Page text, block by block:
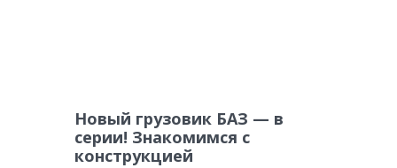
Новый грузовик БАЗ — в
серии! Знакомимся с
конструкцией